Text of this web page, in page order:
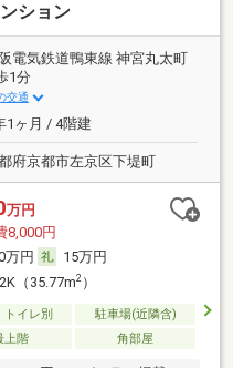
ション
電気鉄道鴨東線 神宮丸太町
1分
交通
1ヶ月 / 4階建
府京都市左京区下堤町
万円
8,000円
万円
15万円
（35.77m2）
トイレ別
駐車場(近隣含)
上階 角部屋